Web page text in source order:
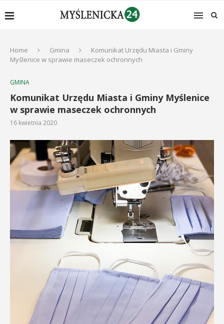
Home Gmina
Komunikat Urzędu Miasta i Gminy
Myślenice w sprawie maseczek ochronnych
GMINA
Komunikat Urzędu Miasta i Gminy Myślenice
w sprawie maseczek ochronnych
16 kwietnia 2020